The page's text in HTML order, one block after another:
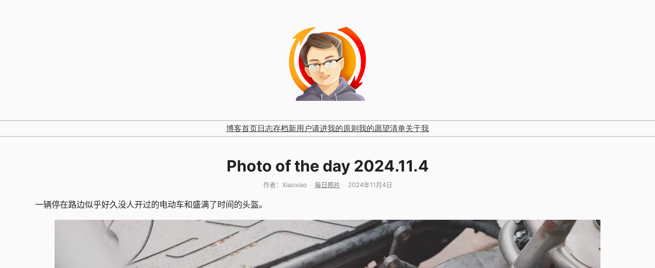
博客首页日志存档新用户请进我的原则 我的愿望清单关于我
Photo of the day 2024.11.4
作者： Xiaoxiao 每日照片 2024年11月4日
一辆停在路边似乎好久没人开过的电动车和盛满了时间的头盔。